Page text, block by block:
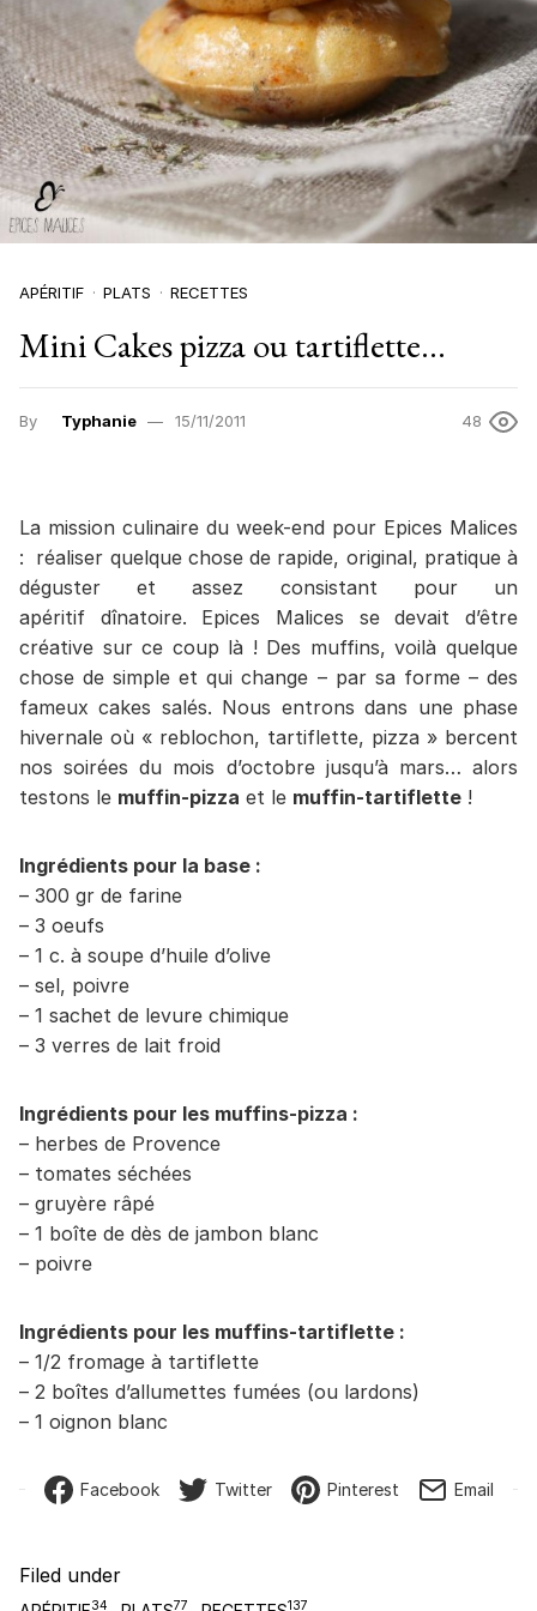
APÉRITIF PLATS RECETTES
Mini Cakes pizza ou tartiflette…
By Typhanie 15/11/2011 48
La mission culinaire du week-end pour Epices Malices
: réaliser quelque chose de rapide, original, pratique à
déguster et assez consistant pour un
apéritif dînatoire. Epices Malices se devait d’être
créative sur ce coup là ! Des muffins, voilà quelque
chose de simple et qui change – par sa forme – des
fameux cakes salés. Nous entrons dans une phase
hivernale où « reblochon, tartiflette, pizza » bercent
nos soirées du mois d’octobre jusqu’à mars… alors
testons le muffin-pizza et le muffin-tartiflette !
Ingrédients pour la base :
– 300 gr de farine
– 3 oeufs
– 1 c. à soupe d’huile d’olive
– sel, poivre
– 1 sachet de levure chimique
– 3 verres de lait froid
Ingrédients pour les muffins-pizza :
– herbes de Provence
– tomates séchées
– gruyère râpé
– 1 boîte de dès de jambon blanc
– poivre
Ingrédients pour les muffins-tartiflette :
– 1/2 fromage à tartiflette
– 2 boîtes d’allumettes fumées (ou lardons)
– 1 oignon blanc
Facebook Twitter Pinterest Email
Filed under
34 77 137